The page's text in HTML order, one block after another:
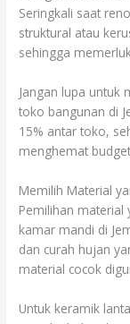
Seringkali saat
struktural atau
sehingga
Jangan lupa untuk
toko bangunan di
15% antar toko,
menghemat
Memilih Material
Pemilihan material
kamar mandi di
dan curah hujan
material cocok
Untuk keramik